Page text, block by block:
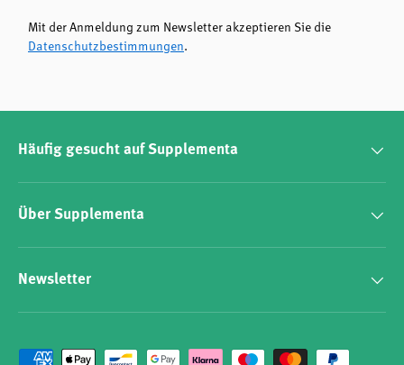
hergestelltes Produkt bevorzugen
Präparat eine sinnvolle Ergänzung für die tägliche
Mit der Anmeldung zum Newsletter akzeptieren Sie die
Datenschutzbestimmungen.
Häufig gesucht auf Supplementa
Über Supplementa
Newsletter
Zahlungsmethoden